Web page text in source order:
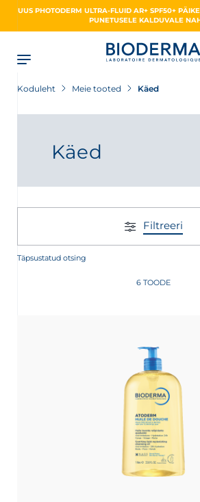
UUS PHOTODERM ULTRA-FLUID AR+ SPF50+
PUNETUSELE
Koduleht Meie tooted Käed
Käed
Filtreeri
Täpsustatud otsing
6 TOODE